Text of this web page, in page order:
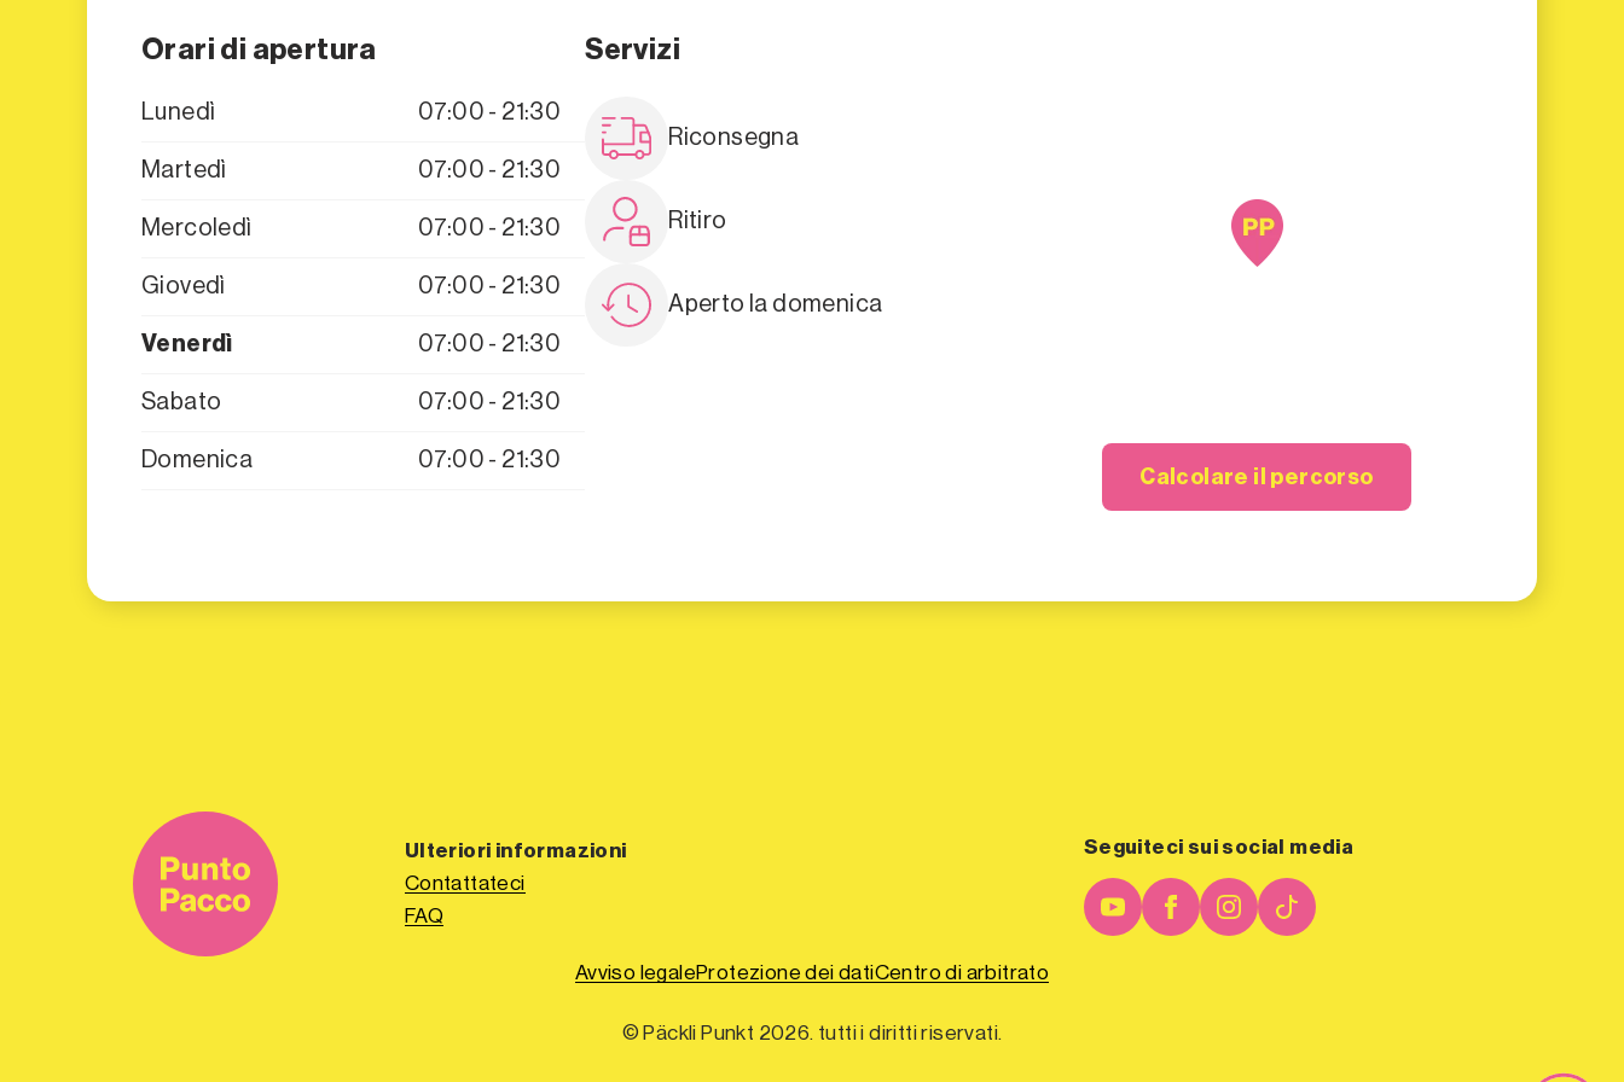
Orari di apertura
Lunedì 07:00 - 21:30
Martedì 07:00 - 21:30
Mercoledì 07:00 - 21:30
Giovedì 07:00 - 21:30
Venerdì 07:00 - 21:30
Sabato 07:00 - 21:30
Domenica 07:00 - 21:30
Servizi
Riconsegna
Ritiro
Aperto la domenica
Calcolare il percorso
Ulteriori informazioni
Contattateci
FAQ
Seguiteci sui social media
Avviso legaleProtezione dei datiCentro di arbitrato
© Päckli Punkt 2026. tutti i diritti riservati.